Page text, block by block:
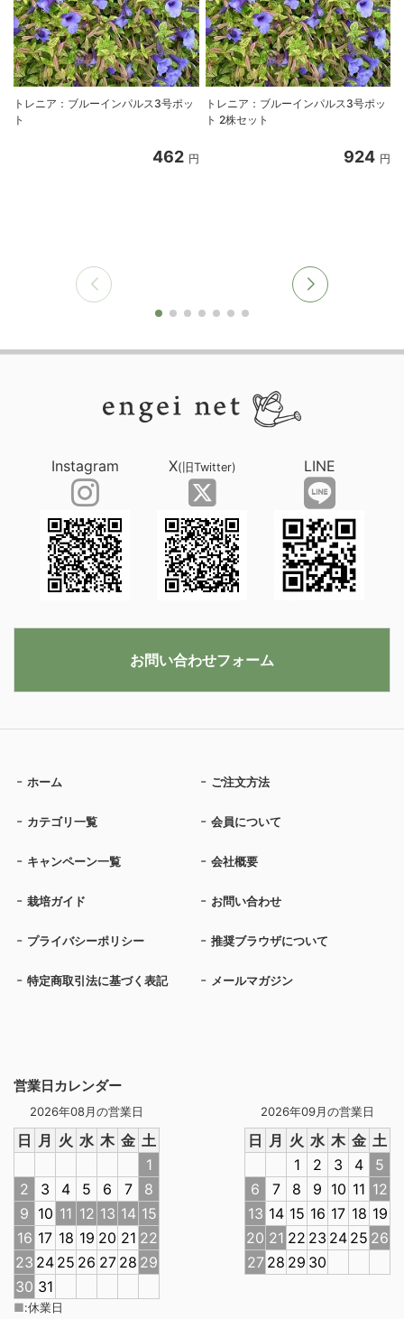
トレニア：ブルーインパルス3号ポッ
ト
462 円
トレニア：ブルーインパルス3号ポッ
ト 2株セット
924 円
営業日カレンダー
2026年08月の営業日
日 月 火 水 木 金 土
1
2
3 4 5 6 7
8
9 10 11 12 13 14 15
16 17 18 19 20 21 22
23 24 25 26 27 28 29
30 31
2026年09月の営業日
日 月 火 水 木 金 土
1
2 3 4
5
6
7 8 9 10 11 12
13 14 15 16 17 18 19
20 21 22 23 24 25 26
27 28 29 30
■:休業日
ホーム ご注文方法
カテゴリ一覧 会員について
キャンペーン一覧 会社概要
栽培ガイド お問い合わせ
プライバシーポリシー 推奨ブラウザについて
特定商取引法に基づく表記 メールマガジン
Instagram X(旧Twitter) LINE
お問い合わせフォーム